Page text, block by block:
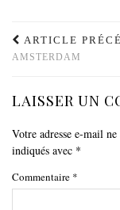
ARTICLE
AMSTERDAM
LAISSER UN
Votre adresse e-mail ne
indiqués avec *
Commentaire *